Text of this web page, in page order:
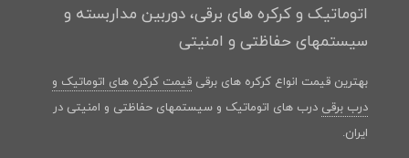
اتوماتیک و کرکره های برقی، دوربین مداربسته و
سیستمهای حفاظتی و امنیتی
بهترین قیمت انواع کرکره های برقی قیمت کرکره های اتوماتیک و
درب برقی درب های اتوماتیک و سیستمهای حفاظتی و امنیتی در
ایران.